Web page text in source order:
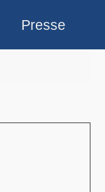
Presse